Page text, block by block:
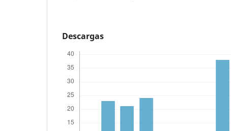
Descargas